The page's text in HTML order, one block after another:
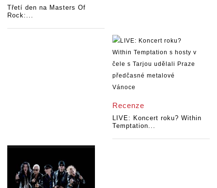
Třetí den na Masters Of
Rock:...
Recenze
LIVE: Koncert roku? Within
Temptation...